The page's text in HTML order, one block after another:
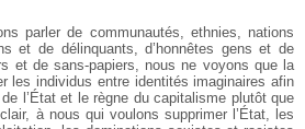
parler de communautés, ethnies, nations
et de délinquants, d’honnêtes gens et de
et de sans-papiers, nous ne voyons que la
les individus entre identités imaginaires afin
l’État et le règne du capitalisme plutôt que
à nous qui voulons supprimer l’État, les